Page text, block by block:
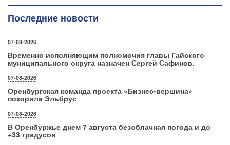
Последние новости
07-08-2026
Временно исполняющим полномочия главы Гайского
муниципального округа назначен Сергей Сафинов.
07-08-2026
Оренбургская команда проекта «Бизнес‑вершина»
покорила Эльбрус
07-08-2026
В Оренбуржье днем 7 августа безоблачная погода и до
+33 градусов